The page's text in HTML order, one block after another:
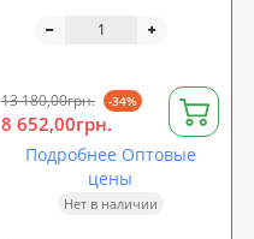
13 180,00грн. -34%
8 652,00грн.
Подробнее Оптовые
цены
Нет в наличии